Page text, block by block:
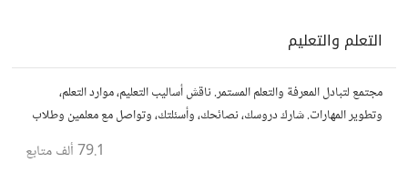
التعلم والتعليم
مجتمع لتبادل المعرفة والتعلم المستمر. ناقش أساليب التعليم، موارد التعلم،
وتطوير المهارات. شارك دروسك، نصائحك، وأسئلتك، وتواصل مع معلمين وطلاب
79.1 ألف متابع